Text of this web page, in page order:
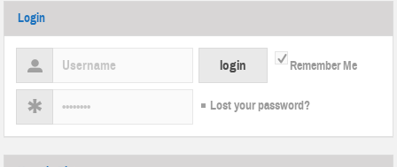
Login
Remember Me
Lost your password?